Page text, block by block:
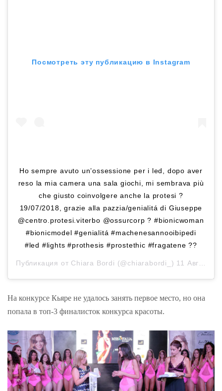
Посмотреть эту публикацию в Instagram
Ho sempre avuto un’ossessione per i led, dopo aver
reso la mia camera una sala giochi, mi sembrava più
che giusto coinvolgere anche la protesi ?
19/07/2018, grazie alla pazzia/genialitá di Giuseppe
@centro.protesi.viterbo @ossurcorp ? #bionicwoman
#bionicmodel #genialitá #machenesannooibipedi
#led #lights #prothesis #prostethic #fragatene ??
Публикация от Chiara Bordi (@chiarabordi_) 11 Авг 2018 в 5:24 PDT
На конкурсе Кьяре не удалось занять первое место, но она
попала в топ-3 финалисток конкурса красоты.